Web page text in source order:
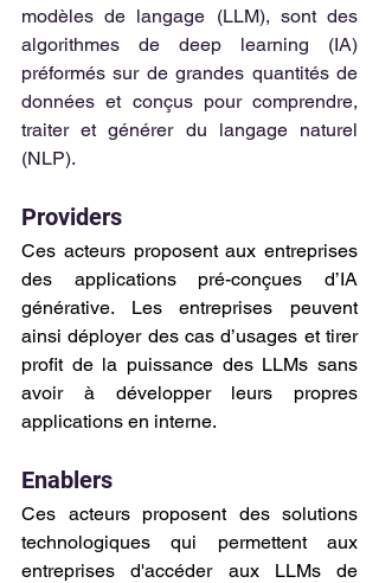
modèles de langage (LLM), sont des
algorithmes de deep learning (IA)
préformés sur de grandes quantités de
données et conçus pour comprendre,
traiter et générer du langage naturel
(NLP).
Providers
Ces acteurs proposent aux entreprises
des applications pré-conçues d’IA
générative. Les entreprises peuvent
ainsi déployer des cas d’usages et tirer
profit de la puissance des LLMs sans
avoir à développer leurs propres
applications en interne.
Enablers
Ces acteurs proposent des solutions
technologiques qui permettent aux
entreprises d'accéder aux LLMs de